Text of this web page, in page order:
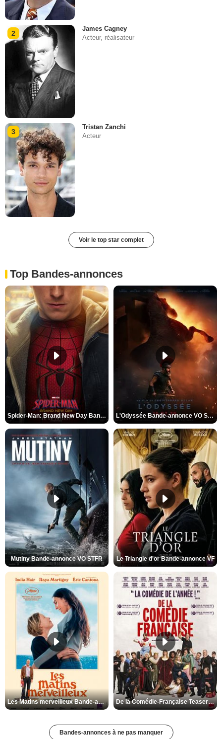
2
James Cagney
Acteur, réalisateur
3
Tristan Zanchi
Acteur
Voir le top star complet
Top Bandes-annonces
Spider-Man: Brand New Day Bande-annonce VO STFR L'Odyssée Bande-annonce VO STFR
Mutiny Bande-annonce VO STFR Le Triangle d'or Bande-annonce VF
Les Matins merveilleux Bande-annonce VF De la Comédie-Française Teaser VF
Bandes-annonces à ne pas manquer